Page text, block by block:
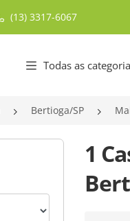
(13) 3317-6067
Todas as
Bertioga/SP
1